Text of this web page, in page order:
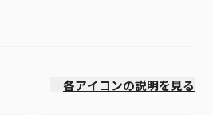
各アイコンの説明を見る